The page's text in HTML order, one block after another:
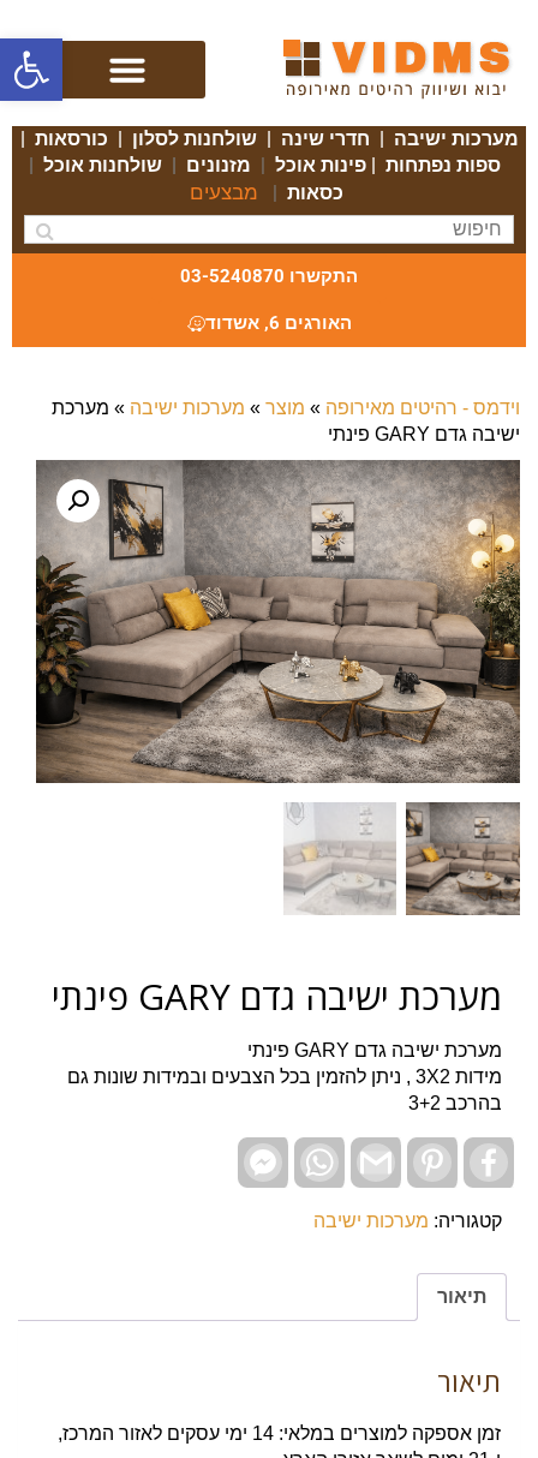
פתח
מערכות ישיבה | חדרי שינה |שולחנות לסלון | כורסאות |
ספות נפתחות |פינות אוכל | מזנונים |שולחנות אוכל |
כסאות | מבצעים
התקשרו 03-5240870
האורגים 6, אשדוד
וידמס - רהיטים מאירופה » מוצר » מערכות ישיבה » מערכת
ישיבה גדם GARY פינתי
מערכת ישיבה גדם GARY פינתי
מערכת ישיבה גדם GARY פינתי
מידות 3X2 , ניתן להזמין בכל הצבעים ובמידות שונות גם
בהרכב 3+2
Facebook
Pinterest
Gmail
WhatsApp
Facebook
Messenger
קטגוריה: מערכות ישיבה
תיאור
תיאור
זמן אספקה למוצרים במלאי: 14 ימי עסקים לאזור המרכז,